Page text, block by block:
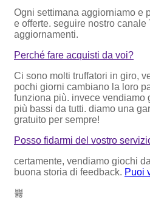
Ogni settimana aggiorniamo e
e offerte. seguire nostro canale
aggiornamenti.
Perché fare acquisti da voi?
Ci sono molti truffatori in giro,
pochi giorni cambiano la loro
funziona più. invece vendiamo
più bassi da tutti. diamo una
gratuito per sempre!
Posso fidarmi del vostro
certamente, vendiamo giochi
buona storia di feedback. Puoi